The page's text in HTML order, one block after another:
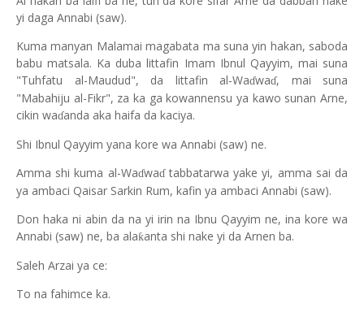
yi daga Annabi (saw).
Kuma manyan Malamai magabata ma suna yin hakan, saboda
babu matsala. Ka duba littafin Imam Ibnul Qayyim, mai suna
"Tuhfatu al-Maudud", da littafin al-Waɗwaɗ, mai suna
"Mabahiju al-Fikr", za ka ga kowannensu ya kawo sunan Arne,
cikin waɗanda aka haifa da kaciya.
Shi Ibnul Qayyim yana kore wa Annabi (saw) ne.
Amma shi kuma al-Waɗwaɗtabbatarwa yake yi, amma sai da
ya ambaci Qaisar Sarkin Rum, kafin ya ambaci Annabi (saw).
Don haka ni abin da na yi irin na Ibnu Qayyim ne, ina kore wa
Annabi (saw) ne, ba alaƙanta shi nake yi da Arnen ba.
Saleh Arzai ya ce:
To na fahimce ka.